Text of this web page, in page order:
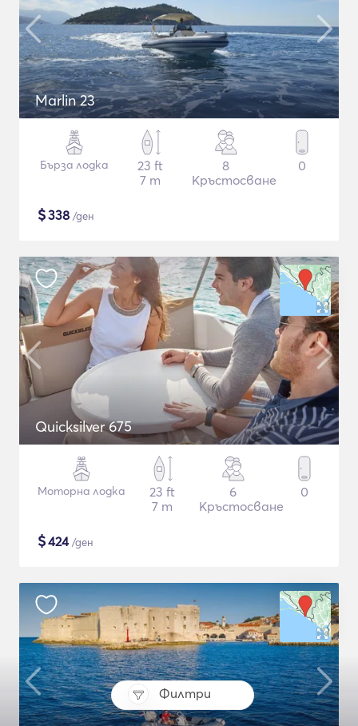
Филтри
Marlin 23
Бърза лодка
23 ft
7 m
8
Кръстосване
0
$338 /ден
Quicksilver 675
Моторна лодка
23 ft
7 m
6
Кръстосване
0
$424/ден